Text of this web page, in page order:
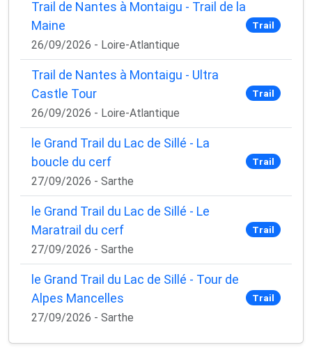
Trail de Nantes à Montaigu - Trail de la
Maine
26/09/2026 - Loire-Atlantique
Trail
Trail de Nantes à Montaigu - Ultra
Castle Tour
26/09/2026 - Loire-Atlantique
Trail
le Grand Trail du Lac de Sillé - La
boucle du cerf
27/09/2026 - Sarthe
Trail
le Grand Trail du Lac de Sillé - Le
Maratrail du cerf
27/09/2026 - Sarthe
Trail
le Grand Trail du Lac de Sillé - Tour de
Alpes Mancelles
27/09/2026 - Sarthe
Trail